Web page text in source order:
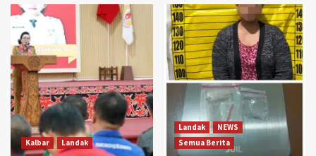
Kalbar Landak
Landak
NEWS
Semua Berita